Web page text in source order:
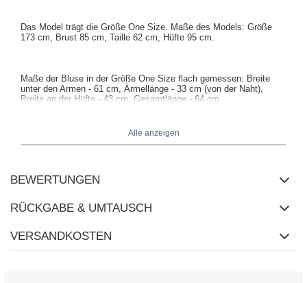
Das Model trägt die Größe One Size. Maße des Models: Größe
173 cm, Brust 85 cm, Taille 62 cm, Hüfte 95 cm.
Maße der Bluse in der Größe One Size flach gemessen: Breite
unter den Armen - 61 cm, Ärmellänge - 33 cm (von der Naht),
Breite an der Hüfte - 43 cm, Gesamtlänge - 64 cm.
Alle anzeigen
BEWERTUNGEN
RÜCKGABE & UMTAUSCH
VERSANDKOSTEN